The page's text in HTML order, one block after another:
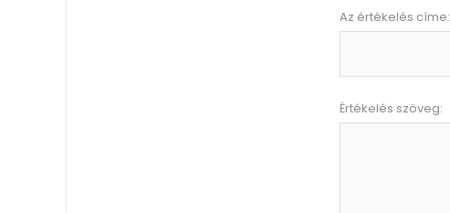
Az értékelés címe:
Értékelés szöveg: